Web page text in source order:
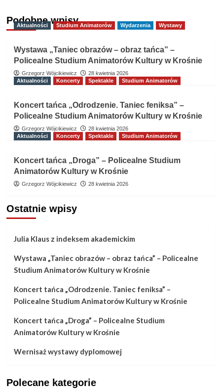
Podobne wpisy
Aktualności Studium Animatorów Wydarzenia Wystawy
Wystawa „Taniec obrazów – obraz tańca” –
Policealne Studium Animatorów Kultury w Krośnie
Grzegorz Wójcikiewicz
28 kwietnia 2026
Aktualności
Koncerty Spektakle Studium Animatorów
Koncert tańca „Odrodzenie. Taniec feniksa” –
Policealne Studium Animatorów Kultury w Krośnie
Grzegorz Wójcikiewicz
28 kwietnia 2026
Aktualności
Koncerty Spektakle Studium Animatorów
Koncert tańca „Droga” – Policealne Studium
Animatorów Kultury w Krośnie
Grzegorz Wójcikiewicz 28 kwietnia 2026
Ostatnie wpisy
Julia Klaus z indeksem akademickim
Wystawa „Taniec obrazów – obraz tańca” – Policealne
Studium Animatorów Kultury w Krośnie
Koncert tańca „Odrodzenie. Taniec feniksa” –
Policealne Studium Animatorów Kultury w Krośnie
Koncert tańca „Droga” – Policealne Studium
Animatorów Kultury w Krośnie
Wernisaż wystawy dyplomowej
Polecane kategorie